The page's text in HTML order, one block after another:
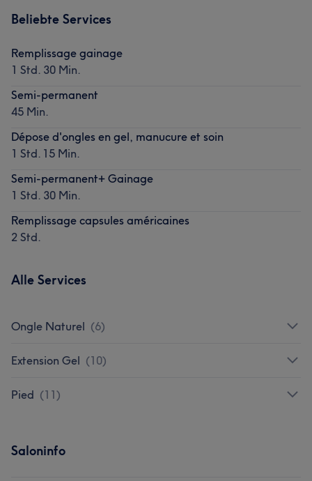
Beliebte Services
Remplissage gainage
1 Std. 30 Min.
Semi-permanent
45 Min.
Dépose d'ongles en gel, manucure et soin
1 Std. 15 Min.
Semi-permanent+ Gainage
1 Std. 30 Min.
Remplissage capsules américaines
2 Std.
Alle Services
Ongle Naturel (6)
Extension Gel (10)
Pied (11)
Saloninfo